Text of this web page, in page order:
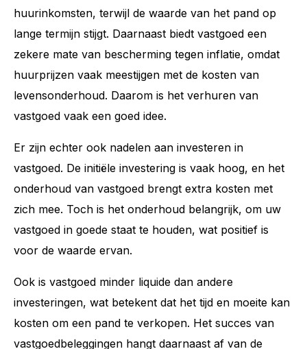
huurinkomsten, terwijl de waarde van het pand op
lange termijn stijgt. Daarnaast biedt vastgoed een
zekere mate van bescherming tegen inflatie, omdat
huurprijzen vaak meestijgen met de kosten van
levensonderhoud. Daarom is het verhuren van
vastgoed vaak een goed idee.
Er zijn echter ook nadelen aan investeren in
vastgoed. De initiële investering is vaak hoog, en het
onderhoud van vastgoed brengt extra kosten met
zich mee. Toch is het onderhoud belangrijk, om uw
vastgoed in goede staat te houden, wat positief is
voor de waarde ervan.
Ook is vastgoed minder liquide dan andere
investeringen, wat betekent dat het tijd en moeite kan
kosten om een pand te verkopen. Het succes van
vastgoedbeleggingen hangt daarnaast af van de